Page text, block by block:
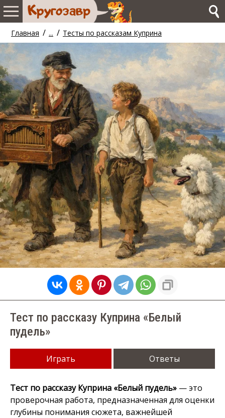
Главная / ... / Тесты по рассказам Куприна
Тест по рассказу Куприна «Белый
пудель»
Играть Ответы
Тест по рассказу Куприна «Белый пудель» — это
проверочная работа, предназначенная для оценки
глубины понимания сюжета, важнейшей